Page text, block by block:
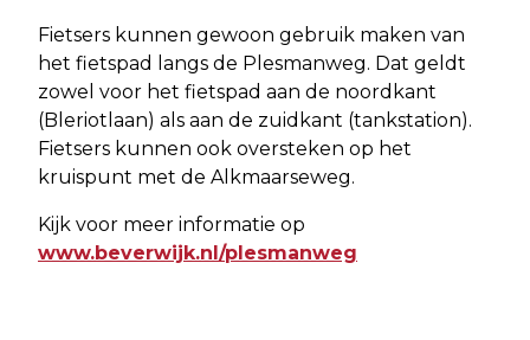
Fietsers kunnen gewoon gebruik maken van
het fietspad langs de Plesmanweg. Dat geldt
zowel voor het fietspad aan de noordkant
(Bleriotlaan) als aan de zuidkant (tankstation).
Fietsers kunnen ook oversteken op het
kruispunt met de Alkmaarseweg.
Kijk voor meer informatie op
www.beverwijk.nl/plesmanweg